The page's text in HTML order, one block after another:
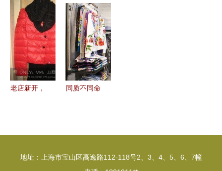
人为核心，
驱动服装服
饰零售的体
验革命
饰如何玩转
童装库存尾
货零售模式
老店新开，
绒服批发零
同质不同命
老板的深度
地址：上海市宝山区高逸路112-118号2、3、4、5、6、7幢